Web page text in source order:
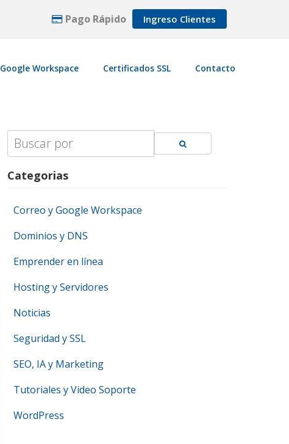
Pago Rápido Ingreso Clientes
Google Workspace Certificados SSL Contacto
Search
for:
Categorias
Correo y Google Workspace
Dominios y DNS
Emprender en línea
Hosting y Servidores
Noticias
Seguridad y SSL
SEO, IA y Marketing
Tutoriales y Video Soporte
WordPress